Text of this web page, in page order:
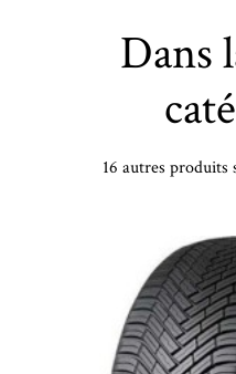
Dans
16 autres produits